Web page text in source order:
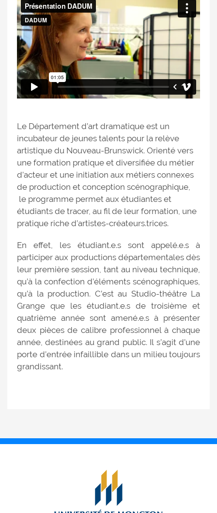
Le Département d’art dramatique est un
incubateur de jeunes talents pour la relève
artistique du Nouveau-Brunswick. Orienté vers
une formation pratique et diversifiée du métier
d’acteur et une initiation aux métiers connexes
de production et conception scénographique,
le programme permet aux étudiantes et
étudiants de tracer, au fil de leur formation, une
pratique riche d’artistes-créateurs.trices.
En effet, les étudiant.e.s sont appelé.e.s à
participer aux productions départementales dès
leur première session, tant au niveau technique,
qu’à la confection d’éléments scénographiques,
qu’à la production. C’est au Studio-théâtre La
Grange que les étudiant.e.s de troisième et
quatrième année sont amené.e.s à présenter
deux pièces de calibre professionnel à chaque
année, destinées au grand public. Il s’agit d’une
porte d’entrée infaillible dans un milieu toujours
grandissant.